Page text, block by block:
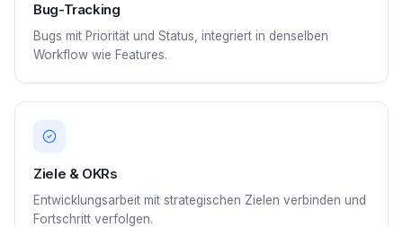
Bug-Tracking
Bugs mit Priorität und Status, integriert in denselben
Workflow wie Features.
Ziele & OKRs
Entwicklungsarbeit mit strategischen Zielen verbinden und
Fortschritt verfolgen.